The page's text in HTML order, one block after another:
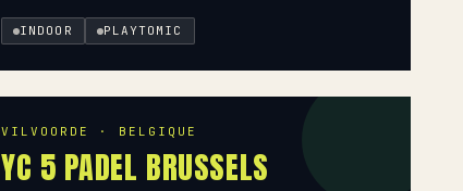
INDOOR PLAYTOMIC
VILVOORDE · BELGIQUE
YC 5 PADEL BRUSSELS